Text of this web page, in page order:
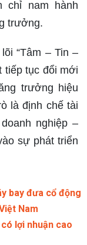
chỉ nam hành
trưởng.
“Tâm – Tin –
tiếp tục đổi mới
trưởng hiệu
là định chế tài
nghiệp –
sự phát triển
bay đưa cổ động
Nam
lợi nhuận cao